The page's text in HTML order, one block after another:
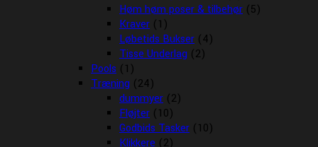
Høm høm poser & tilbehør (5)
Kraver (1)
Løbetids Bukser (4)
Tisse Underlag (2)
Pools (1)
Træning (24)
dummyer (2)
Fløjter (10)
Godbids Tasker (10)
Klikkere (2)